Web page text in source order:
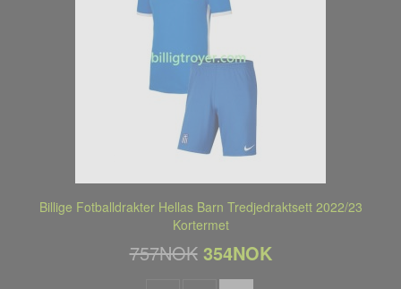
Billige Fotballdrakter Hellas Barn Tredjedraktsett 2022/23
Kortermet
757NOK 354NOK